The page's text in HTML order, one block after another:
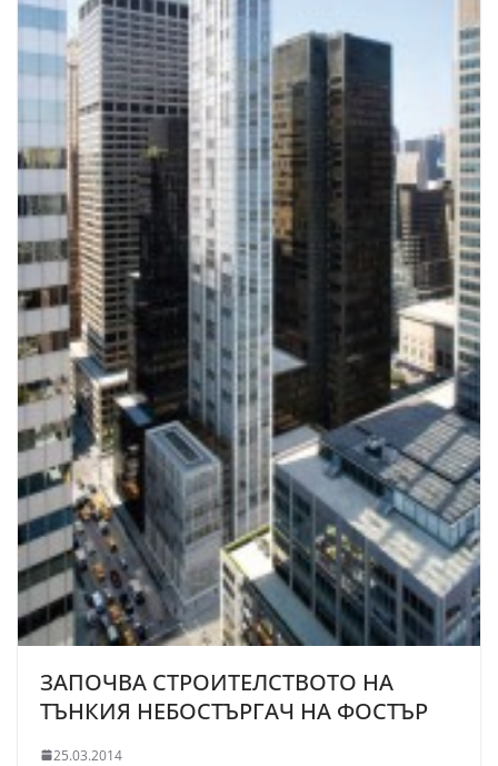
ЗАПОЧВА СТРОИТЕЛСТВОТО НА
ТЪНКИЯ НЕБОСТЪРГАЧ НА ФОСТЪР
25.03.2014